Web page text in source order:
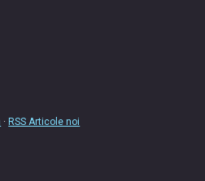
· RSS Articole noi